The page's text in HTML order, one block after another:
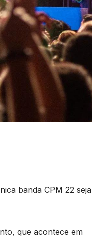
banda CPM 22 seja
que acontece em